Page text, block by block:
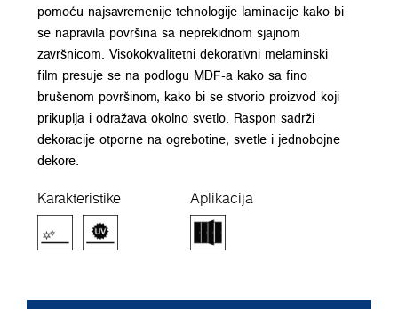
pomoću najsavremenije tehnologije laminacije kako bi
se napravila površina sa neprekidnom sjajnom
završnicom. Visokokvalitetni dekorativni melaminski
film presuje se na podlogu MDF-a kako sa fino
brušenom površinom, kako bi se stvorio proizvod koji
prikuplja i odražava okolno svetlo. Raspon sadrži
dekoracije otporne na ogrebotine, svetle i jednobojne
dekore.
Karakteristike Aplikacija